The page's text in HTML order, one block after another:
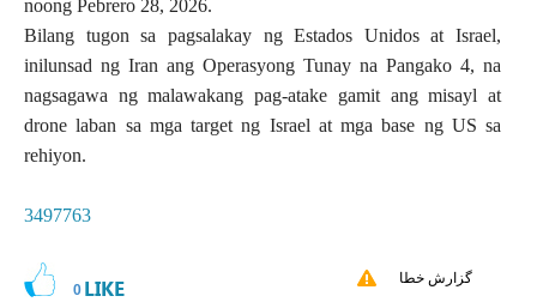
noong Pebrero 28, 2026.
Bilang tugon sa pagsalakay ng Estados Unidos at Israel,
inilunsad ng Iran ang Operasyong Tunay na Pangako 4, na
nagsagawa ng malawakang pag-atake gamit ang misayl at
drone laban sa mga target ng Israel at mga base ng US sa
rehiyon.
3497763
0 LIKE گزارش خطا